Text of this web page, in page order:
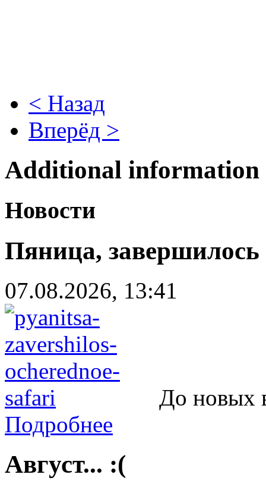
< Назад
Вперёд >
Additional information
Новости
Пяница, завершилось
07.08.2026, 13:41
До
Подробнее
Август... :(